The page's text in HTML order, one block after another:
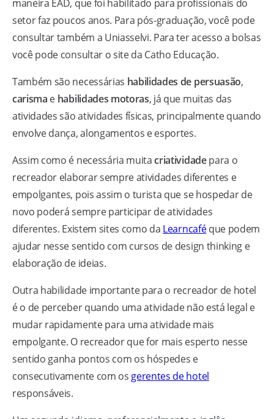
maneira EAD, que foi habilitado para profissionais do
setor faz poucos anos. Para pós-graduação, você pode
consultar também a Uniasselvi. Para ter acesso a bolsas
você pode consultar o site da Catho Educação.
Também são necessárias habilidades de persuasão,
carisma e habilidades motoras, já que muitas das
atividades são atividades físicas, principalmente quando
envolve dança, alongamentos e esportes.
Assim como é necessária muitacriatividadepara o
recreador elaborar sempre atividades diferentes e
empolgantes, pois assim o turista que se hospedar de
novo poderá sempre participar de atividades
diferentes. Existem sites como da Learncaféque podem
ajudar nesse sentido com cursos de design thinking e
elaboração de ideias.
Outra habilidade importante para o recreador de hotel
é o de perceber quando uma atividade não está legal e
mudar rapidamente para uma atividade mais
empolgante. O recreador que for mais esperto nesse
sentido ganha pontos com os hóspedes e
consecutivamente com os gerentes de hotel
responsáveis.